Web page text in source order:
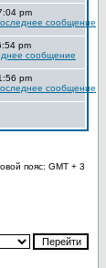
pm
pm
pm
пояс: GMT + 3